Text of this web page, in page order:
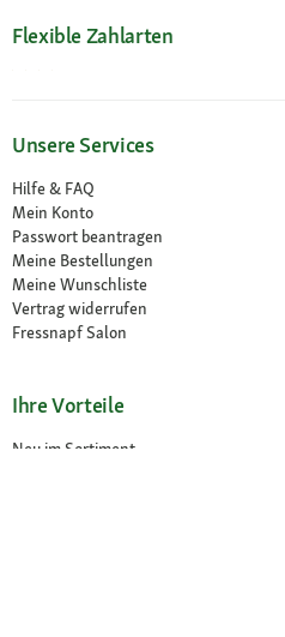
Flexible Zahlarten
Unsere Services
Hilfe & FAQ
Mein Konto
Passwort beantragen
Meine Bestellungen
Meine Wunschliste
Vertrag widerrufen
Fressnapf Salon
Ihre Vorteile
Neu im Sortiment